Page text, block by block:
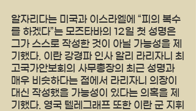
알자리다는 미국과 이스라엘에 “피의 복수
를 하겠다”는 모즈타바의 12일 첫 성명은
그가 스스로 작성한 것이 아닐 가능성을 제
기했다. 이란 강경파 인사 알리 라리자니 최
고국가안보회의 사무총장의 최근 성명과
매우 비슷하다는 점에서 라리자니 의장이
대신 작성했을 가능성이 있다는 의혹을 제
기했다. 영국 텔레그래프 또한 이란 군 지휘